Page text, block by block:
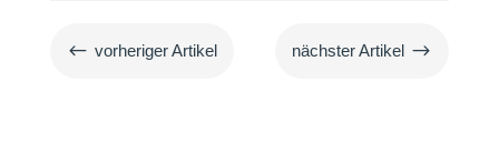
# vorheriger Artikel nächster Artikel $